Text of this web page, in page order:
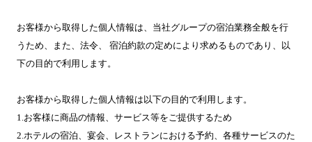
お客様から取得した個人情報は、当社グループの宿泊業務全般を行
うため、また、法令、 宿泊約款の定めにより求めるものであり、以
下の目的で利用します。
お客様から取得した個人情報は以下の目的で利用します。
1.お客様に商品の情報、サービス等をご提供するため
2.ホテルの宿泊、宴会、レストランにおける予約、各種サービスのた